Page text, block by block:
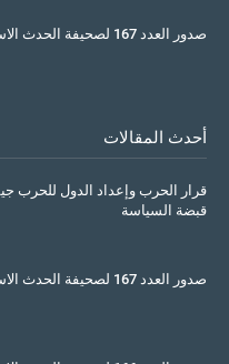
صدور العدد 167 لصحيفة الحدث الاسبوعي من لندن
أحدث المقالات
قرار الحرب وإعداد الدول للحرب
قبضة السياسة
صدور العدد 167 لصحيفة الحدث الاسبوعي من لندن